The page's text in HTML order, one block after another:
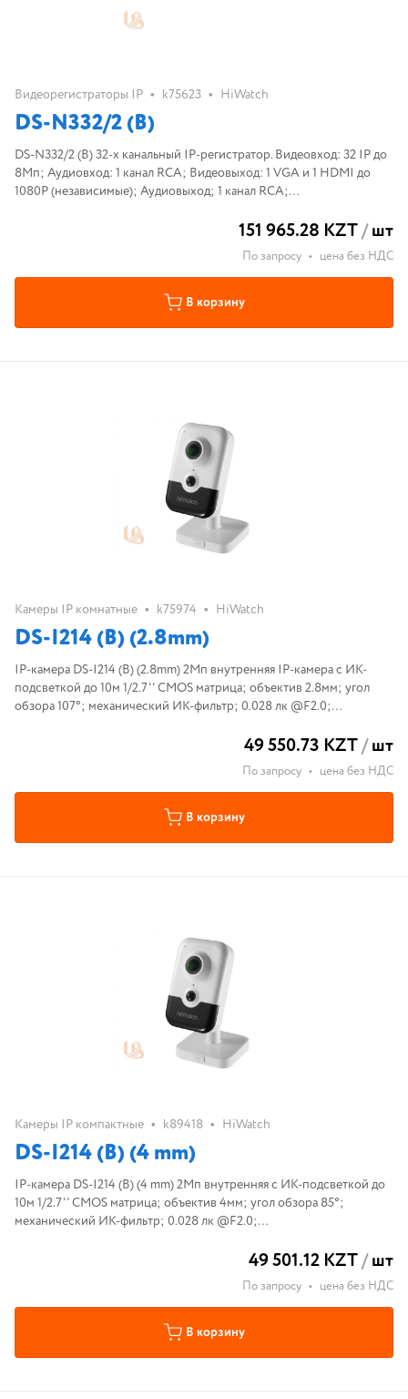
Видеорегистраторы IP • k75623 • HiWatch
DS-N332/2 (B)
DS-N332/2 (B) 32-х канальный IP-регистратор. Видеовход: 32 IP до
8Мп; Аудиовход: 1 канал RCA; Видеовыход: 1 VGA и 1 HDMI до
1080Р (независимые); Аудиовыход; 1 канал RCA;
151 965.28 KZT/шт
По запросу • цена без НДС
В корзину
Камеры IP комнатные • k75974 • HiWatch
DS-I214 (B) (2.8mm)
IP-камера DS-I214 (B) (2.8mm) 2Мп внутренняя IP-камера c ИК-
подсветкой до 10м 1/2.7'' CMOS матрица; объектив 2.8мм; угол
обзора 107°; механический ИК-фильтр; 0.028 лк @F2.0;
49 550.73 KZT/шт
По запросу • цена без НДС
В корзину
Камеры IP компактные • k89418 • HiWatch
DS-I214 (B) (4 mm)
IP-камера DS-I214 (B) (4 mm) 2Мп внутренняя c ИК-подсветкой до
10м 1/2.7'' CMOS матрица; объектив 4мм; угол обзора 85°;
механический ИК-фильтр; 0.028 лк @F2.0;
49 501.12 KZT/шт
По запросу • цена без НДС
В корзину